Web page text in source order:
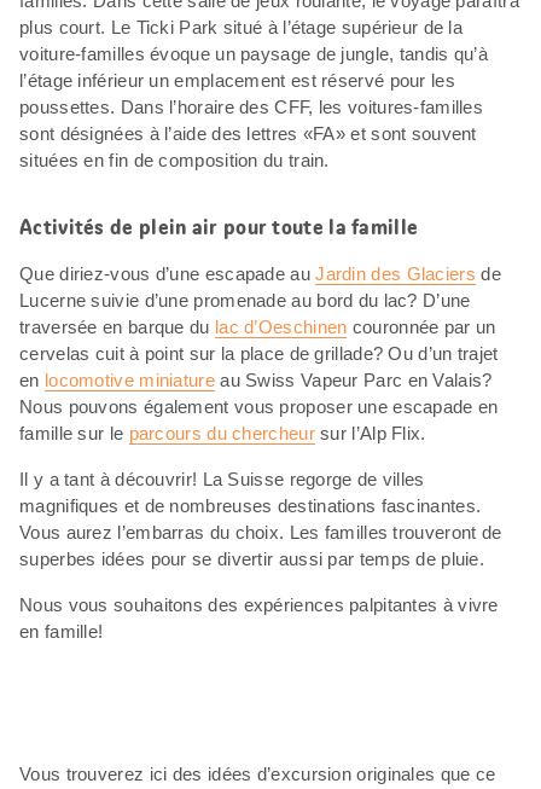
plus court. Le Ticki Park situé à l’étage supérieur de la
voiture-familles évoque un paysage de jungle, tandis qu’à
l’étage inférieur un emplacement est réservé pour les
poussettes. Dans l’horaire des CFF, les voitures-familles
sont désignées à l’aide des lettres «FA» et sont souvent
situées en fin de composition du train.
Activités de plein air pour toute la famille
Que diriez-vous d’une escapade auJardin des Glaciers de
Lucerne suivie d’une promenade au bord du lac? D’une
traversée en barque du lac d’Oeschinen couronnée par un
cervelas cuit à point sur la place de grillade? Ou d’un trajet
en locomotive miniatureau Swiss Vapeur Parc en Valais?
Nous pouvons également vous proposer une escapade en
famille sur le parcours du chercheursur l’Alp Flix.
Il y a tant à découvrir! La Suisse regorge de villes
magnifiques et de nombreuses destinations fascinantes.
Vous aurez l’embarras du choix. Les familles trouveront de
superbes idées pour se divertir aussi par temps de pluie.
Nous vous souhaitons des expériences palpitantes à vivre
en famille!
Vous trouverez ici des idées d’excursion originales que ce